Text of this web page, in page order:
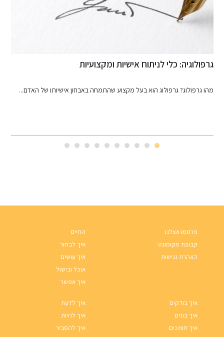
גרפולוגיה: כלי לניתוח אישיות ומקצועיות
מהו גרפולוג? גרפולוג הוא בעל מקצוע שהתמחה באבחון אישיותו של האדם...
פרסמו אצלנו
קבוצת מקומונט
הצהרת נגישות
החיים
איך לבחור
איך עושים
אוכל ובישול
איך אפשר
איך בודקים
איך בונים
איך חותכים
איך לדעת
איך להיות
איך להסביר